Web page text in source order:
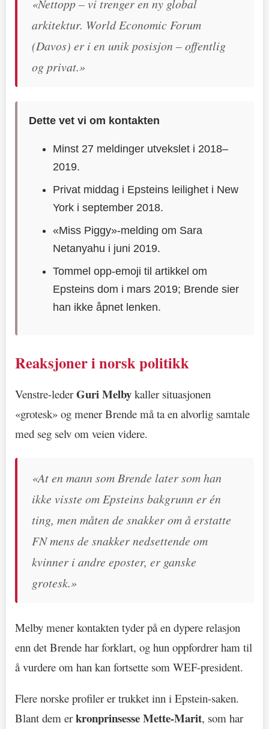
«Nettopp – vi trenger en ny global
arkitektur. World Economic Forum
(Davos) er i en unik posisjon – offentlig
og privat.»
Dette vet vi om kontakten
Minst 27 meldinger utvekslet i 2018–
2019.
Privat middag i Epsteins leilighet i New
York i september 2018.
«Miss Piggy»-melding om Sara
Netanyahu i juni 2019.
Tommel opp-emoji til artikkel om
Epsteins dom i mars 2019; Brende sier
han ikke åpnet lenken.
Reaksjoner i norsk politikk
Venstre-lederGuri Melby kaller situasjonen
«grotesk» og mener Brende må ta en alvorlig samtale
med seg selv om veien videre.
«At en mann som Brende later som han
ikke visste om Epsteins bakgrunn er én
ting, men måten de snakker om å erstatte
FN mens de snakker nedsettende om
kvinner i andre eposter, er ganske
grotesk.»
Melby mener kontakten tyder på en dypere relasjon
enn det Brende har forklart, og hun oppfordrer ham til
å vurdere om han kan fortsette som WEF-president.
Flere norske profiler er trukket inn i Epstein-saken.
Blant dem erkronprinsesse Mette-Marit, som har